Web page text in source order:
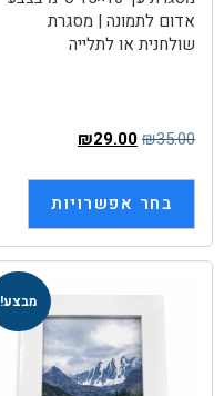
אדום לתמונה | מסגרת
שולחנית או לתלייה
₪35.00
₪29.00
בחר אפשרויות
מבצע!